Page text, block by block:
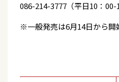
086-214-3777（平日10：00-
※一般発売は6月14日から開